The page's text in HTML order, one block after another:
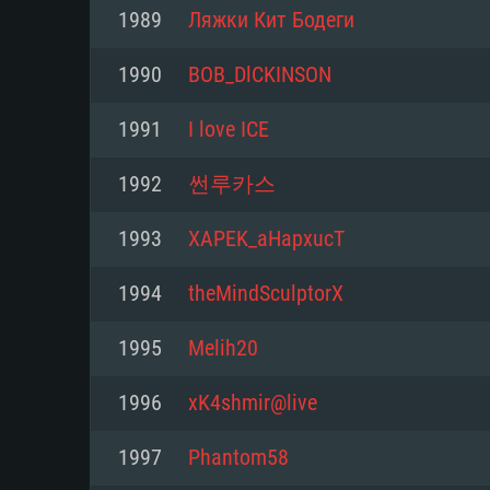
Minimum
Mémoire: 4 GB
Carte graphique supportant
Radeon 77XX / NVIDIA GeForce
résolution minimale supportée
Minimum
processeurs Intel Xeon ne sont
Mémoire: 6 GB
Carte graphique: Intel Iris Pro
analogue AMD/Nvidia. La
Minimum
modernes
Processeur: Dual-Core 2.4 GHz
Mémoire: 4 GB
Carte graphique: NVIDIA 660
drivers (moins de 6 mois) / de
de 720p)
1989 Ляжки Кит Бодеги
1990 BOB_DlCKINSON
1991 I love ICE
1992 썬루카스
1993 XAPEK_aHapxucT
1994 theMindSculptorX
1995 Melih20
1996 xK4shmir@live
1997 Phantom58